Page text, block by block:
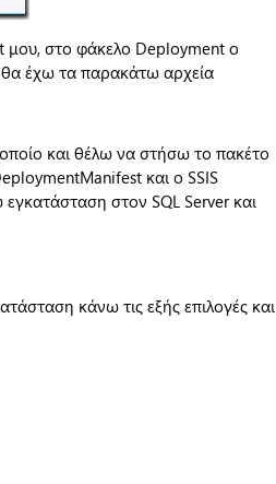
μου, στο φάκελο Deployment ο
θα έχω τα παρακάτω αρχεία
και θέλω να στήσω το πακέτο
και ο SSIS
στον SQL Server και
κάνω τις εξής επιλογές και